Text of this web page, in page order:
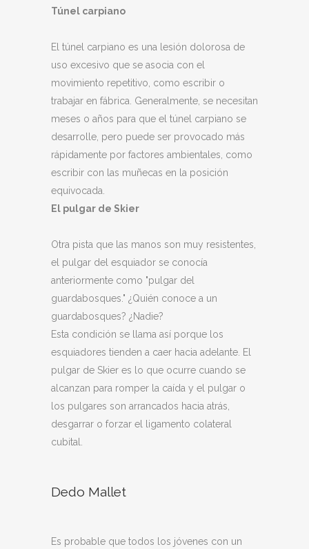
Túnel carpiano
El túnel carpiano es una lesión dolorosa de
uso excesivo que se asocia con el
movimiento repetitivo, como escribir o
trabajar en fábrica. Generalmente, se necesitan
meses o años para que el túnel carpiano se
desarrolle, pero puede ser provocado más
rápidamente por factores ambientales, como
escribir con las muñecas en la posición
equivocada.
El pulgar de Skier
Otra pista que las manos son muy resistentes,
el pulgar del esquiador se conocía
anteriormente como "pulgar del
guardabosques." ¿Quién conoce a un
guardabosques? ¿Nadie?
Esta condición se llama así porque los
esquiadores tienden a caer hacia adelante. El
pulgar de Skier es lo que ocurre cuando se
alcanzan para romper la caída y el pulgar o
los pulgares son arrancados hacia atrás,
desgarrar o forzar el ligamento colateral
cubital.
Dedo Mallet
Es probable que todos los jóvenes con un